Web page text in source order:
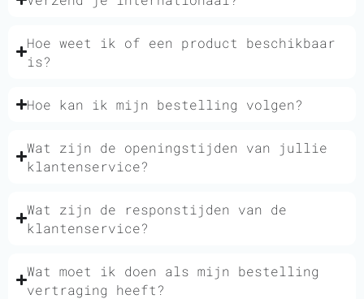
Hoe weet ik of een product beschikbaar
is?
Hoe kan ik mijn bestelling volgen?
Wat zijn de openingstijden van jullie
klantenservice?
Wat zijn de responstijden van de
klantenservice?
Wat moet ik doen als mijn bestelling
vertraging heeft?